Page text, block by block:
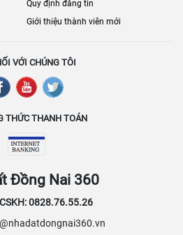
Quy định đăng tin
Giới thiệu thành viên mới
VỚI CHÚNG TÔI
THỨC THANH TOÁN
Đồng Nai 360
0828.76.55.26